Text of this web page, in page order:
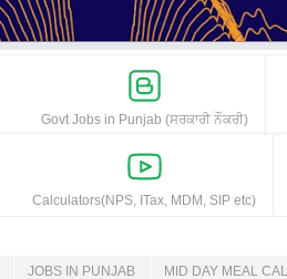
Govt Jobs in Punjab (ਸਰਕਾਰੀ ਨੌਕਰੀ)
Calculators(NPS, ITax, MDM, SIP etc)
JOBS IN PUNJAB MID DAY MEAL